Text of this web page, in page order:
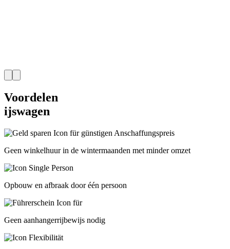
Voordelen
ijswagen
Geen winkelhuur in de wintermaanden met minder omzet
Opbouw en afbraak door één persoon
Geen aanhangerrijbewijs nodig